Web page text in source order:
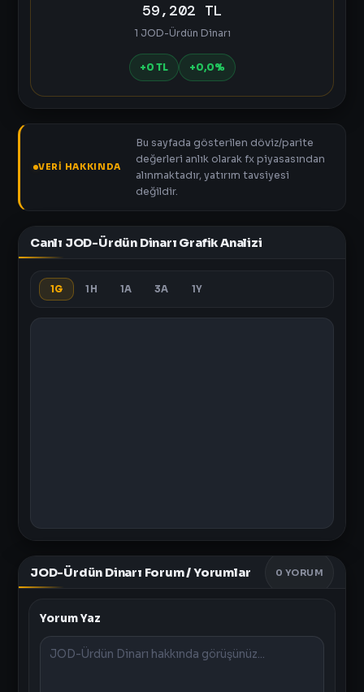
59,202 TL
1 JOD-Ürdün Dinarı
+0 TL +0,0%
VERI HAKKINDA
Bu sayfada gösterilen döviz/parite
değerleri anlık olarak fx piyasasından
alınmaktadır, yatırım tavsiyesi
değildir.
Canlı JOD-Ürdün Dinarı Grafik Analizi
1G 1H 1A 3A 1Y
JOD-Ürdün Dinarı Forum / Yorumlar 0 YORUM
Yorum Yaz